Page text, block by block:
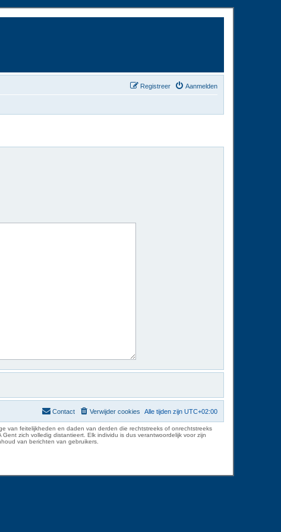
Aanmelden
Registreer
Alle tijden zijn UTC+02:00
Verwijder cookies
Contact
van feitelijkheden en daden van derden die rechtstreeks of onrechtstreeks
zich volledig distantieert. Elk individu is dus verantwoordelijk voor zijn
van berichten van gebruikers.